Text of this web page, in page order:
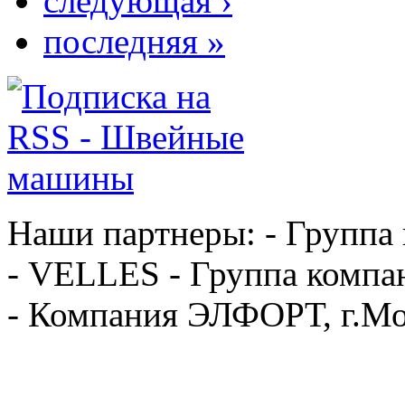
последняя »
Наши партнеры: -
- VELLES - Группа
- Компания ЭЛФОРТ,